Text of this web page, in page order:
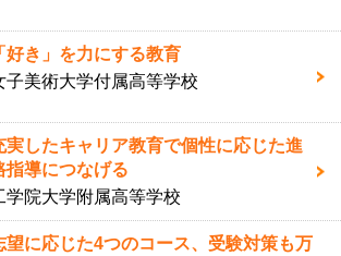
好き」を力にする教育
子美術大学付属高等学校
実したキャリア教育で個性に応じた進
指導につなげる
学院大学附属高等学校
望に応じた4つのコース、受験対策も万